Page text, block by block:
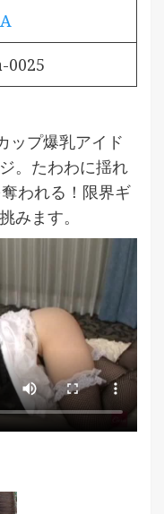
0025
ップ爆乳アイド
。たわわに揺れ
われる！限界ギ
みます。